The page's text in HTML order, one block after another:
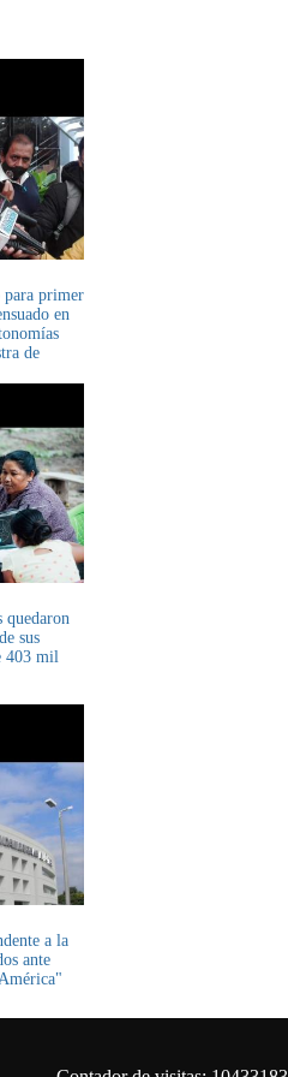
para primer
en
de
sus
403 mil
a la
ante